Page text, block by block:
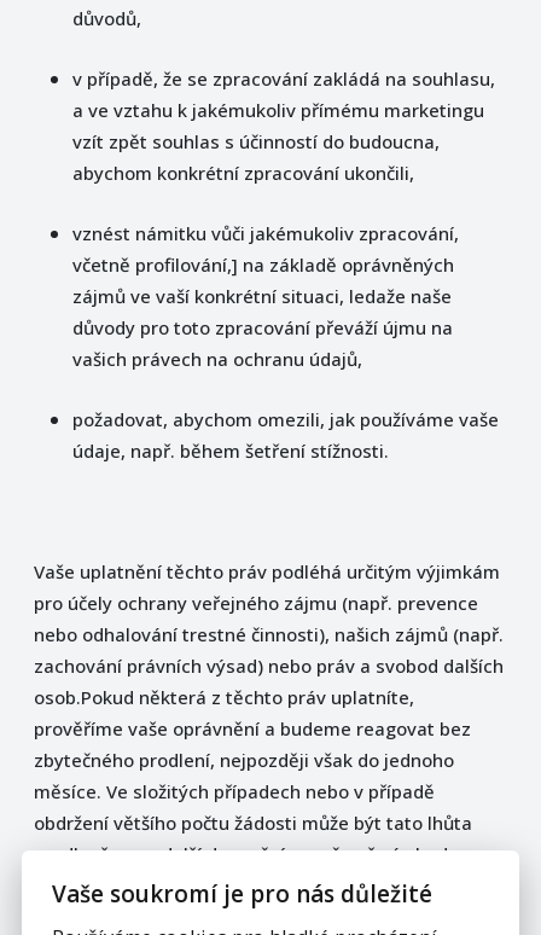
důvodů,
v případě, že se zpracování zakládá na souhlasu,
a ve vztahu k jakémukoliv přímému marketingu
vzít zpět souhlas s účinností do budoucna,
abychom konkrétní zpracování ukončili,
vznést námitku vůči jakémukoliv zpracování,
včetně profilování,] na základě oprávněných
zájmů ve vaší konkrétní situaci, ledaže naše
důvody pro toto zpracování převáží újmu na
vašich právech na ochranu údajů,
požadovat, abychom omezili, jak používáme vaše
údaje, např. během šetření stížnosti.
Vaše uplatnění těchto práv podléhá určitým výjimkám
pro účely ochrany veřejného zájmu (např. prevence
nebo odhalování trestné činnosti), našich zájmů (např.
zachování právních výsad) nebo práv a svobod dalších
osob.Pokud některá z těchto práv uplatníte,
prověříme vaše oprávnění a budeme reagovat bez
zbytečného prodlení, nejpozději však do jednoho
měsíce. Ve složitých případech nebo v případě
obdržení většího počtu žádosti může být tato lhůta
prodloužena o další dva měsíce, o čemž vás budeme
informovat.
Vaše soukromí je pro nás důležité